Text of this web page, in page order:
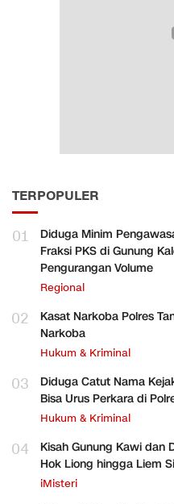
TERPOPULER
01
Diduga Minim
Fraksi PKS di Gunung
Pengurangan Volume
Regional
02
Kasat Narkoba Polres
Narkoba
Hukum & Kriminal
03
Diduga Catut Nama
Bisa Urus Perkara di
Hukum & Kriminal
04
Kisah Gunung Kawi dan
Hok Liong hingga Liem
iMisteri